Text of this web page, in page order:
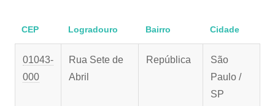
CEP Logradouro Bairro Cidade
01043-
000
Rua Sete de
Abril
República
São
Paulo /
SP